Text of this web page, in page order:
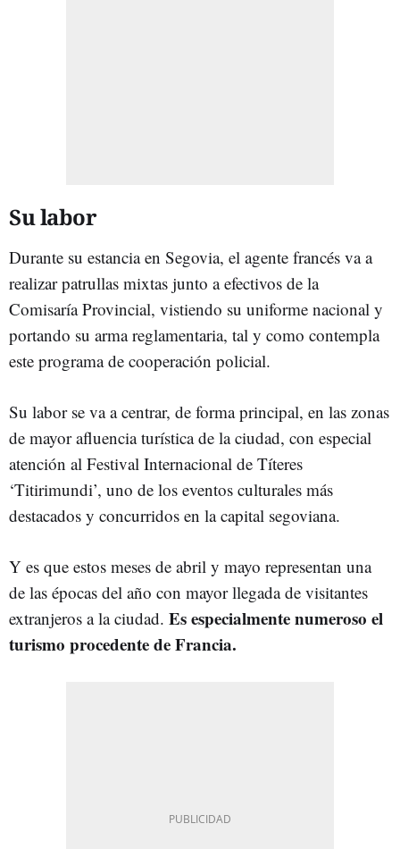
Su labor
Durante su estancia en Segovia, el agente francés va a
realizar patrullas mixtas junto a efectivos de la
Comisaría Provincial, vistiendo su uniforme nacional y
portando su arma reglamentaria, tal y como contempla
este programa de cooperación policial.
Su labor se va a centrar, de forma principal, en las zonas
de mayor afluencia turística de la ciudad, con especial
atención al Festival Internacional de Títeres
‘Titirimundi’, uno de los eventos culturales más
destacados y concurridos en la capital segoviana.
Y es que estos meses de abril y mayo representan una
de las épocas del año con mayor llegada de visitantes
extranjeros a la ciudad. Es especialmente numeroso el
turismo procedente de Francia.